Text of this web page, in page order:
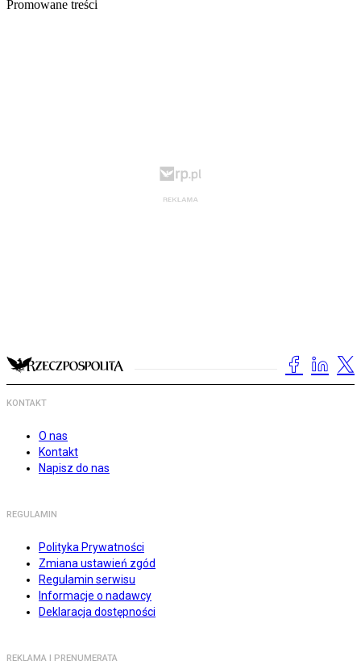
Promowane treści
KONTAKT
O nas
Kontakt
Napisz do nas
REGULAMIN
Polityka Prywatności
Zmiana ustawień zgód
Regulamin serwisu
Informacje o nadawcy
Deklaracja dostępności
REKLAMA I PRENUMERATA